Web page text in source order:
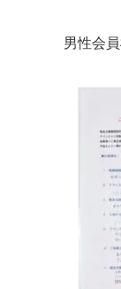
男性会